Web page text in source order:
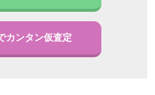
カンタン仮査定